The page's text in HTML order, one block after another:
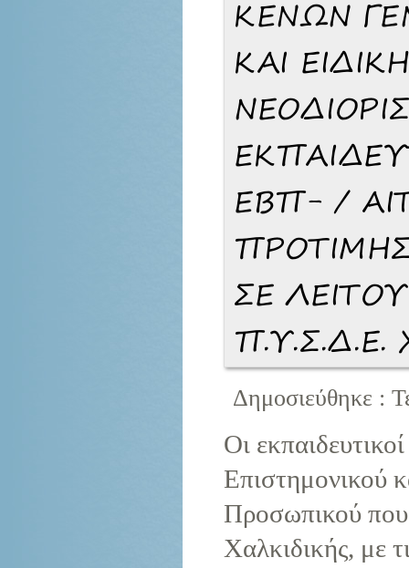
ΚΕΝΩΝ
ΚΑΙ
ΕΒΠ- /
ΣΕ
Π.Υ.Σ.Δ.Ε.
Δημοσιεύθηκε :
Οι
Επιστημονικού
Προσωπικού που
Χαλκιδικής, με